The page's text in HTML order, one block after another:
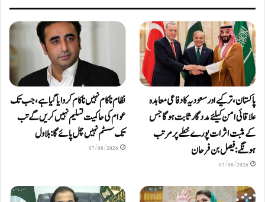
پاکستان، ترکیے اور سعودیہ کا دفاعی معاہدہ
علاقائی امن کیلئے مددگار ثابت ہوگا جس
کے مثبت اثرات پورے خطے پر مرتب
ہونگے: فیصل بن فرحان
07/08/2026
نظام ناکام نہیں ناکام کروایاگیا ہے، جب تک
عوام کی حاکمیت تسلیم نہیں کریں گے تب
تک سسٹم نہیں چل پائےگا: بلاول
07/08/2026